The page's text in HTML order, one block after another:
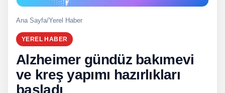
Ana Sayfa/Yerel Haber
YEREL HABER
Alzheimer gündüz bakımevi
ve kreş yapımı hazırlıkları
başladı